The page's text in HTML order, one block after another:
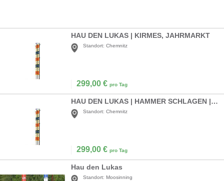
HAU DEN LUKAS | KIRMES, JAHRMARKT
Standort: Chemnitz
299,00 € pro Tag
HAU DEN LUKAS | HAMMER SCHLAGEN | KRÄFTE MESSEN | KIRMES, JAHRMARKT...
Standort: Chemnitz
299,00 € pro Tag
Hau den Lukas
Standort: Moosinning